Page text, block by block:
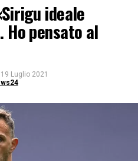
ideale
pensato al
19 Luglio 2021